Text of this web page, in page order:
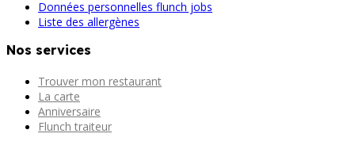
Données personnelles flunch jobs
Liste des allergènes
Nos services
Trouver mon restaurant
La carte
Anniversaire
Flunch traiteur